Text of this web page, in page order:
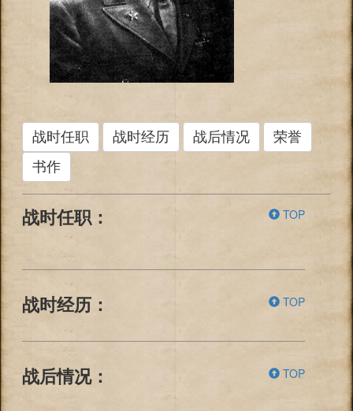
战时任职 战时经历 战后情况
荣誉
书作
战时任职： TOP
战时经历： TOP
战后情况： TOP